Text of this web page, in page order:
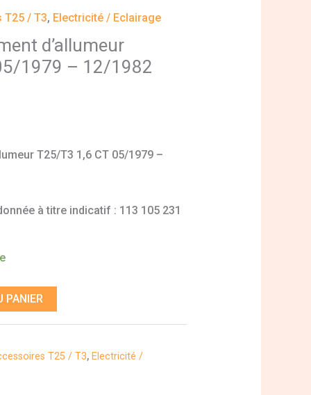
T25 / T3, Electricité / Eclairage
d’allumeur
1979 – 12/1982
T25/T3 1,6 CT 05/1979 –
à titre indicatif : 113 105 231
PANIER
T25 / T3, Electricité /